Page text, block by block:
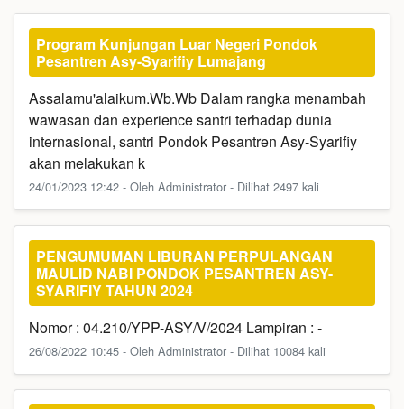
Program Kunjungan Luar Negeri Pondok
Pesantren Asy-Syarifiy Lumajang
Assalamu'alaikum.Wb.Wb Dalam rangka menambah
wawasan dan experience santri terhadap dunia
internasional, santri Pondok Pesantren Asy-Syarifiy
akan melakukan k
24/01/2023 12:42 - Oleh Administrator - Dilihat 2497 kali
PENGUMUMAN LIBURAN PERPULANGAN
MAULID NABI PONDOK PESANTREN ASY-
SYARIFIY TAHUN 2024
Nomor : 04.210/YPP-ASY/V/2024 Lampiran : -
26/08/2022 10:45 - Oleh Administrator - Dilihat 10084 kali